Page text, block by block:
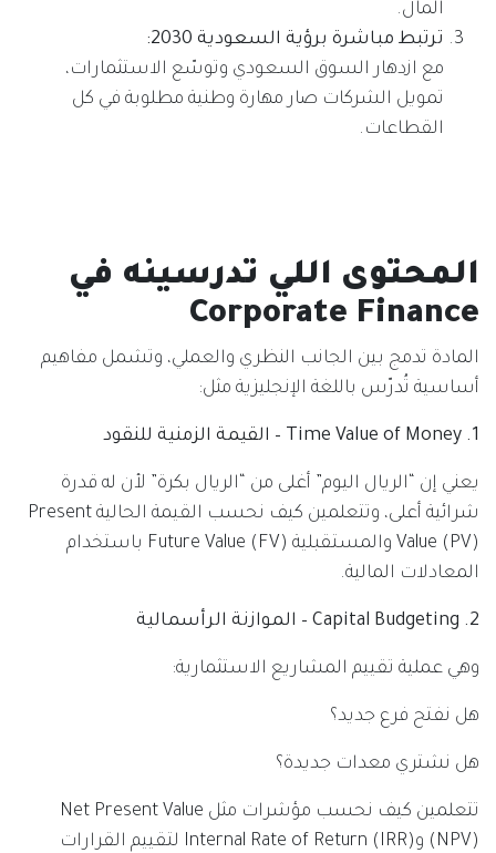
المال.
ترتبط مباشرة برؤية السعودية 2030:
مع ازدهار السوق السعودي وتوسّع الاستثمارات،
تمويل الشركات صار مهارة وطنية مطلوبة في كل
القطاعات.
المحتوى اللي تدرسينه في
Corporate Finance
المادة تدمج بين الجانب النظري والعملي، وتشمل مفاهيم
أساسية تُدرّس باللغة الإنجليزية مثل:
1. Time Value of Money – القيمة الزمنية للنقود
يعني إن “الريال اليوم” أغلى من “الريال بكرة” لأن له قدرة
شرائية أعلى، وتتعلمين كيف نحسب القيمة الحالية Present
Value (PV) والمستقبلية Future Value (FV) باستخدام
المعادلات المالية.
2. Capital Budgeting – الموازنة الرأسمالية
وهي عملية تقييم المشاريع الاستثمارية:
هل نفتح فرع جديد؟
هل نشتري معدات جديدة؟
تتعلمين كيف نحسب مؤشرات مثل Net Present Value
(NPV) وInternal Rate of Return (IRR) لتقييم القرارات